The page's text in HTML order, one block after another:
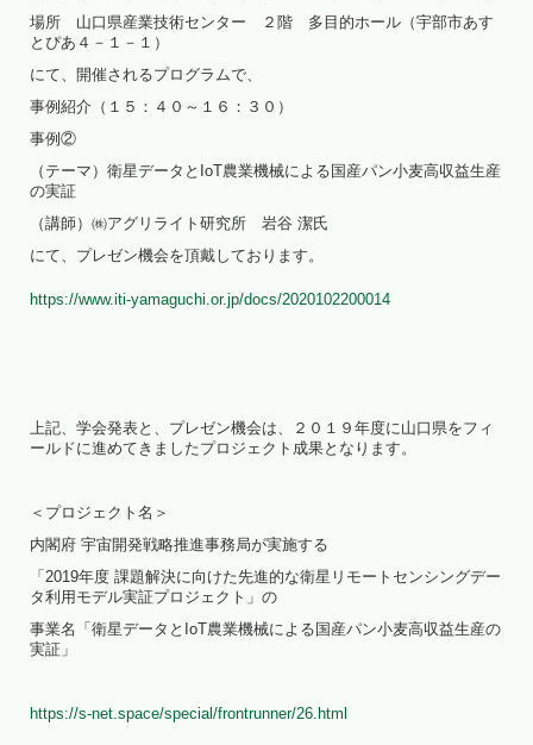
場所 山口県産業技術センター ２階 多目的ホール（宇部市あす
とぴあ４－１－１）
にて、開催されるプログラムで、
事例紹介（１５：４０～１６：３０）
事例②
（テーマ）衛星データとIoT農業機械による国産パン小麦高収益生産
の実証
（講師）㈱アグリライト研究所 岩谷 潔氏
にて、プレゼン機会を頂戴しております。
https://www.iti-yamaguchi.or.jp/docs/2020102200014
上記、学会発表と、プレゼン機会は、２０１９年度に山口県をフィ
ールドに進めてきましたプロジェクト成果となります。
＜プロジェクト名＞
内閣府 宇宙開発戦略推進事務局が実施する
「2019年度 課題解決に向けた先進的な衛星リモートセンシングデー
タ利用モデル実証プロジェクト」の
事業名「衛星データとIoT農業機械による国産パン小麦高収益生産の
実証」
https://s-net.space/special/frontrunner/26.html